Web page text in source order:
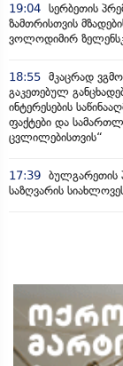
19:04 სერბეთის
ზამთრისთვის
ვოლოდიმირ
18:55 მკაცრად
გაკეთებულ
ინტერესების
ფაქტები და
ცვლილებისთვის“
17:39 ბულგარეთის
საზღვარის